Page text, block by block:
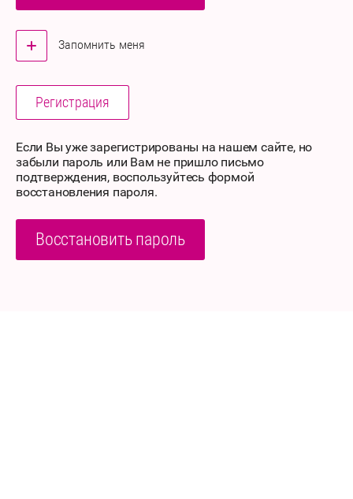
Запомнить меня
Регистрация
Если Вы уже зарегистрированы на нашем сайте, но
забыли пароль или Вам не пришло письмо
подтверждения, воспользуйтесь формой
восстановления пароля.
Восстановить пароль